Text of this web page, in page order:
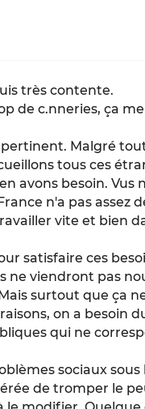
très contente.
de c.nneries, ça
Malgré
tous ces
avons besoin. Vus
n'a pas assez
vite et bien
satisfaire ces
ne viendront pas
surtout que ça
on a besoin
qui ne
sociaux
de tromper le